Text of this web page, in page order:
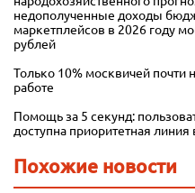
недополученные доходы
маркетплейсов в 2026 году
рублей
Только 10% москвичей почти
работе
Помощь за 5 секунд:
доступна приоритетная линия
Похожие новости